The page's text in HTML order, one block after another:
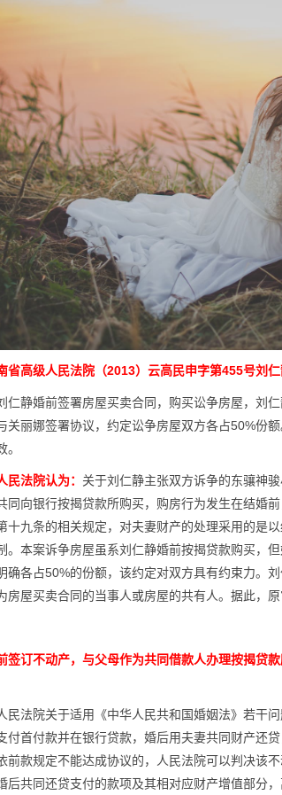
省高级人民法院（2013）云高民申字第455号刘
仁静婚前签署房屋买卖合同，购买讼争房屋，刘
关丽娜签署协议，约定讼争房屋双方各占50%份
民法院认为： 关于刘仁静主张双方诉争的东骧神
同向银行按揭贷款所购买，购房行为发生在结婚
十九条的相关规定，对夫妻财产的处理采用的是
。本案诉争房屋虽系刘仁静婚前按揭贷款购买，
确各占50%的份额，该约定对双方具有约束力。
房屋买卖合同的当事人或房屋的共有人。据此，
签订不动产，与父母作为共同借款人办理按揭贷
民法院关于适用《中华人民共和国婚姻法》若干
付首付款并在银行贷款，婚后用夫妻共同财产还
前款规定不能达成协议的，人民法院可以判决该
后共同还贷支付的款项及其相对应财产增值部分